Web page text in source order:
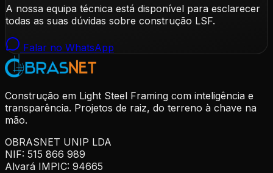
A nossa equipa técnica está disponível para esclarecer
todas as suas dúvidas sobre construção LSF.
Falar no WhatsApp
Construção em Light Steel Framing com inteligência e
transparência. Projetos de raiz, do terreno à chave na
mão.
OBRASNET UNIP LDA
NIF: 515 866 989
Alvará IMPIC: 94665